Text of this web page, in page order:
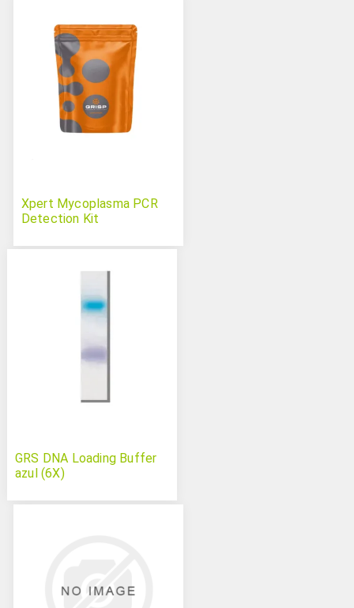
Xpert Mycoplasma PCR
Detection Kit
GRS DNA Loading Buffer
azul (6X)